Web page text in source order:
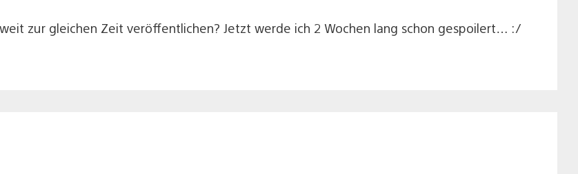
zur gleichen Zeit veröffentlichen? Jetzt werde ich 2 Wochen lang schon gespoilert… :/